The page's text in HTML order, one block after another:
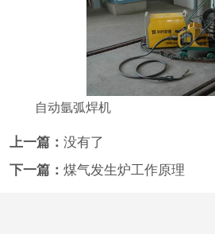
自动氩弧焊机
上一篇： 没有了
下一篇： 煤气发生炉工作原理